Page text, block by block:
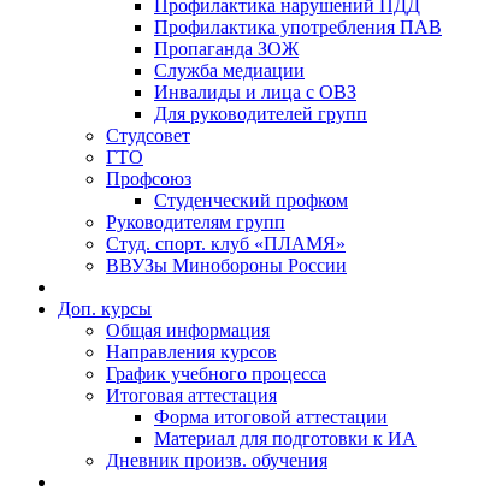
Профилактика нарушений ПДД
Профилактика употребления ПАВ
Пропаганда ЗОЖ
Служба медиации
Инвалиды и лица с ОВЗ
Для руководителей групп
Студсовет
ГТО
Профсоюз
Студенческий профком
Руководителям групп
Студ. спорт. клуб «ПЛАМЯ»
ВВУЗы Минобороны России
Доп. курсы
Общая информация
Направления курсов
График учебного процесса
Итоговая аттестация
Форма итоговой аттестации
Материал для подготовки к ИА
Дневник произв. обучения